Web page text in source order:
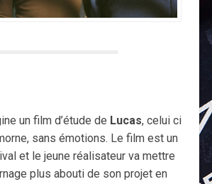
un film d’étude de Lucas, celui ci
sans émotions. Le film est un
et le jeune réalisateur va mettre
plus abouti de son projet en